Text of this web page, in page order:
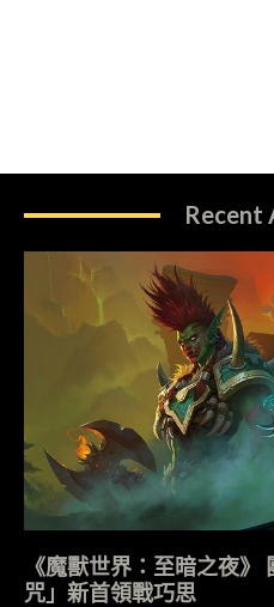
Recent
《魔獸世界：至暗之夜》
咒」新首領戰巧思